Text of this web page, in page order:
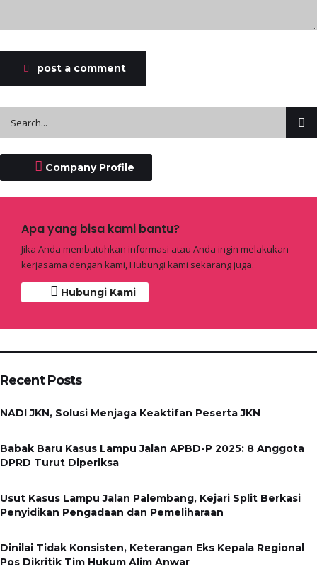
post a comment
Company Profile
Apa yang bisa kami bantu?
Jika Anda membutuhkan informasi atau Anda ingin melakukan
kerjasama dengan kami, Hubungi kami sekarang juga.
Hubungi Kami
Recent Posts
NADI JKN, Solusi Menjaga Keaktifan Peserta JKN
Babak Baru Kasus Lampu Jalan APBD-P 2025: 8 Anggota
DPRD Turut Diperiksa
Usut Kasus Lampu Jalan Palembang, Kejari Split Berkasi
Penyidikan Pengadaan dan Pemeliharaan
Dinilai Tidak Konsisten, Keterangan Eks Kepala Regional
Pos Dikritik Tim Hukum Alim Anwar